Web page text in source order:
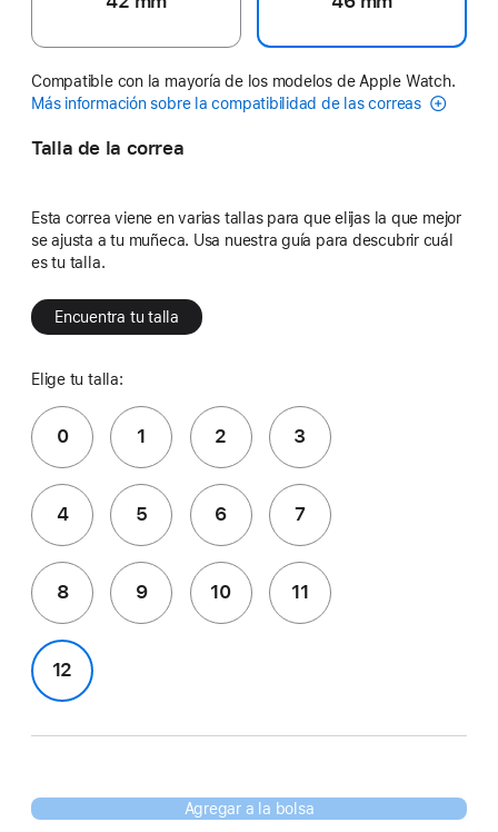
Compatible con la mayoría de los modelos de Apple Watch.
Más información sobre la compatibilidad de las correas
Talla de la correa
Esta correa viene en varias tallas para que elijas la que mejor
se ajusta a tu muñeca. Usa nuestra guía para descubrir cuál
es tu talla.
Encuentra tu talla
Elige tu talla:
0 1 2 3
4 5 6 7
8 9 10 11
12
Agregar a la bolsa